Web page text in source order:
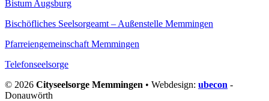
Bistum Augsburg
Bischöfliches Seelsorgeamt – Außenstelle Memmingen
Pfarreiengemeinschaft Memmingen
Telefonseelsorge
© 2026 Cityseelsorge Memmingen • Webdesign: ubecon -
Donauwörth